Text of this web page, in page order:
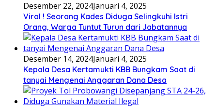
Desember 22, 2024Januari 4, 2025
Viral ! Seorang Kades Diduga Selingkuhi Istri
Orang, Warga Tuntut Turun dari Jabatannya
Desember 14, 2024Januari 4, 2025
Kepala Desa Kertamukti KBB Bungkam Saat di
tanyai Mengenai Anggaran Dana Desa